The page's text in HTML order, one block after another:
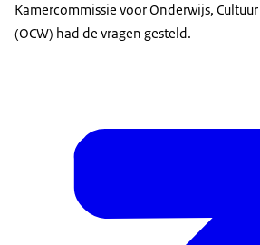
Kamercommissie voor Onderwijs,
(OCW) had de vragen gesteld.